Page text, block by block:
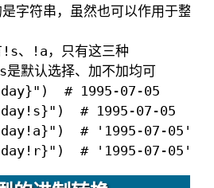
字符串，虽然也可以作用于整型
、!a，只有这三种
默认选择、加不加均可
# 1995-07-05
# 1995-07-05
# '1995-07-05'